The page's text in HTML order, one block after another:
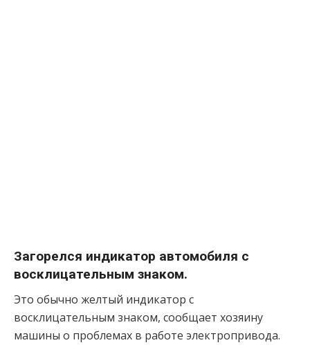
Загорелся индикатор автомобиля с
восклицательным знаком.
Это обычно желтый индикатор с
восклицательным знаком, сообщает хозяину
машины о проблемах в работе электропривода.